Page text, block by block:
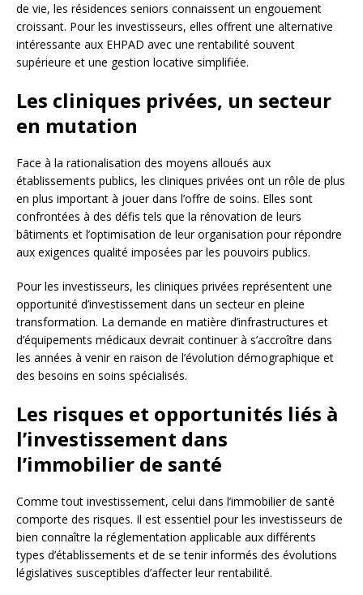
de vie, les résidences seniors connaissent un engouement
croissant. Pour les investisseurs, elles offrent une alternative
intéressante aux EHPAD avec une rentabilité souvent
supérieure et une gestion locative simplifiée.
Les cliniques privées, un secteur
en mutation
Face à la rationalisation des moyens alloués aux
établissements publics, les cliniques privées ont un rôle de plus
en plus important à jouer dans l’offre de soins. Elles sont
confrontées à des défis tels que la rénovation de leurs
bâtiments et l’optimisation de leur organisation pour répondre
aux exigences qualité imposées par les pouvoirs publics.
Pour les investisseurs, les cliniques privées représentent une
opportunité d’investissement dans un secteur en pleine
transformation. La demande en matière d’infrastructures et
d’équipements médicaux devrait continuer à s’accroître dans
les années à venir en raison de l’évolution démographique et
des besoins en soins spécialisés.
Les risques et opportunités liés à
l’investissement dans
l’immobilier de santé
Comme tout investissement, celui dans l’immobilier de santé
comporte des risques. Il est essentiel pour les investisseurs de
bien connaître la réglementation applicable aux différents
types d’établissements et de se tenir informés des évolutions
législatives susceptibles d’affecter leur rentabilité.